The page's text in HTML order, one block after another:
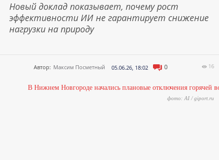
Новый доклад показывает, почему рост
эффективности ИИ не гарантирует снижение
нагрузки на природу
Автор: Максим Посметный 05.06.26, 18:02 0 16
фото: AI / giport.ru